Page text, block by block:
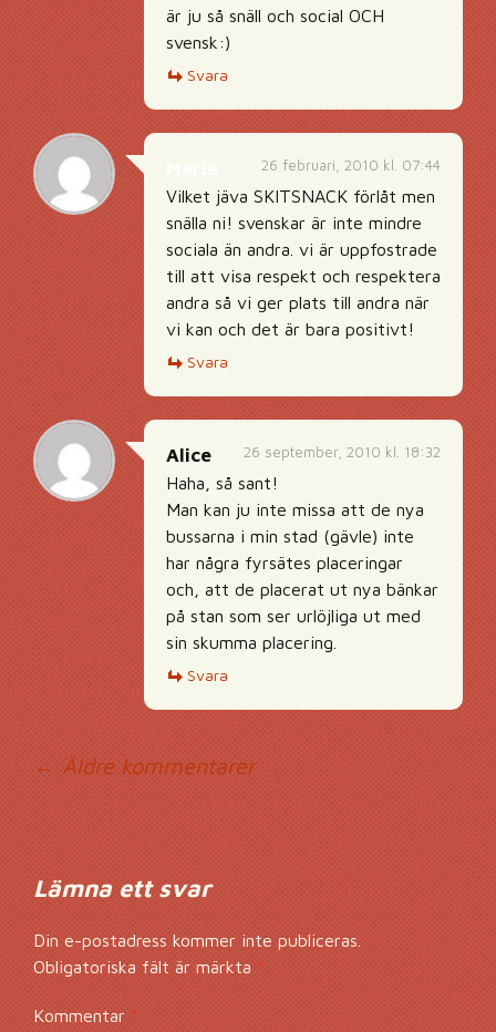
är ju så snäll och social OCH
svensk:)
Svara
26 februari, 2010 kl. 07:44
Vilket jäva SKITSNACK förlåt men
snälla ni! svenskar är inte mindre
sociala än andra. vi är uppfostrade
till att visa respekt och respektera
andra så vi ger plats till andra när
vi kan och det är bara positivt!
Svara
26 september, 2010 kl. 18:32
Alice
Haha, så sant!
Man kan ju inte missa att de nya
bussarna i min stad (gävle) inte
har några fyrsätes placeringar
och, att de placerat ut nya bänkar
på stan som ser urlöjliga ut med
sin skumma placering.
Svara
← Äldre kommentarer
Lämna ett svar
Din e-postadress kommer inte publiceras.
Obligatoriska fält är märkta*
Kommentar*